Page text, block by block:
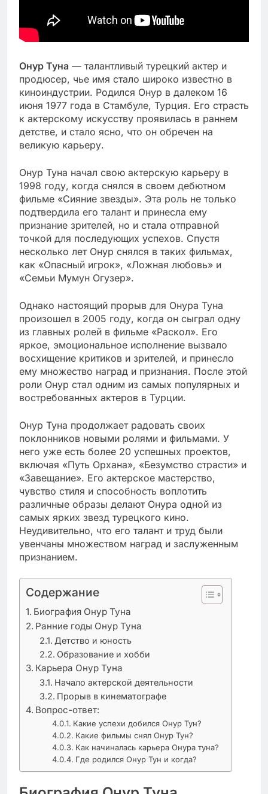
Онур Туна — талантливый турецкий актер и
продюсер, чье имя стало широко известно в
киноиндустрии. Родился Онур в далеком 16
июня 1977 года в Стамбуле, Турция. Его страсть
к актерскому искусству проявилась в раннем
детстве, и стало ясно, что он обречен на
великую карьеру.
Онур Туна начал свою актерскую карьеру в
1998 году, когда снялся в своем дебютном
фильме «Сияние звезды». Эта роль не только
подтвердила его талант и принесла ему
признание зрителей, но и стала отправной
точкой для последующих успехов. Спустя
несколько лет Онур снялся в таких фильмах,
как «Опасный игрок», «Ложная любовь» и
«Семьи Мумун Огузер».
Однако настоящий прорыв для Онура Туна
произошел в 2005 году, когда он сыграл одну
из главных ролей в фильме «Раскол». Его
яркое, эмоциональное исполнение вызвало
восхищение критиков и зрителей, и принесло
ему множество наград и признания. После этой
роли Онур стал одним из самых популярных и
востребованных актеров в Турции.
Онур Туна продолжает радовать своих
поклонников новыми ролями и фильмами. У
него уже есть более 20 успешных проектов,
включая «Путь Орхана», «Безумство страсти» и
«Завещание». Его актерское мастерство,
чувство стиля и способность воплотить
различные образы делают Онура одной из
самых ярких звезд турецкого кино.
Неудивительно, что его талант и труд были
увенчаны множеством наград и заслуженным
признанием.
Содержание
Биография Онур Туна
Ранние годы Онур Туна
Детство и юность
Образование и хобби
Карьера Онур Туна
Начало актерской деятельности
Прорыв в кинематографе
Вопрос-ответ:
Какие успехи добился Онур Тун?
Какие фильмы снял Онур Тун?
Как начиналась карьера Онура туна?
Где родился Онур Тун и когда?